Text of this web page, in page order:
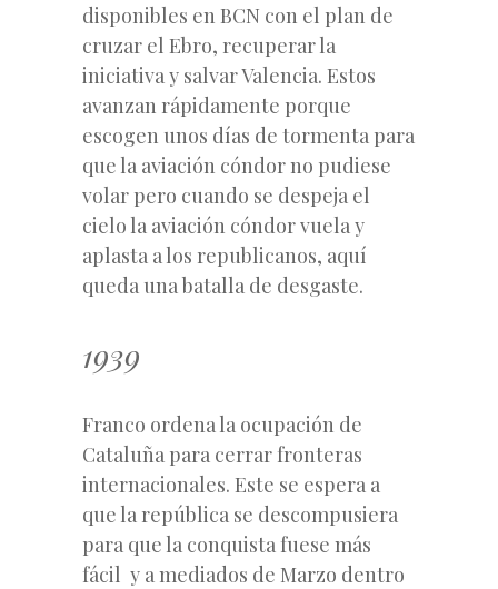
disponibles en BCN con el plan de
cruzar el Ebro, recuperar la
iniciativa y salvar Valencia. Estos
avanzan rápidamente porque
escogen unos días de tormenta para
que la aviación cóndor no pudiese
volar pero cuando se despeja el
cielo la aviación cóndor vuela y
aplasta a los republicanos, aquí
queda una batalla de desgaste.
1939
Franco ordena la ocupación de
Cataluña para cerrar fronteras
internacionales. Este se espera a
que la república se descompusiera
para que la conquista fuese más
fácil y a mediados de Marzo dentro